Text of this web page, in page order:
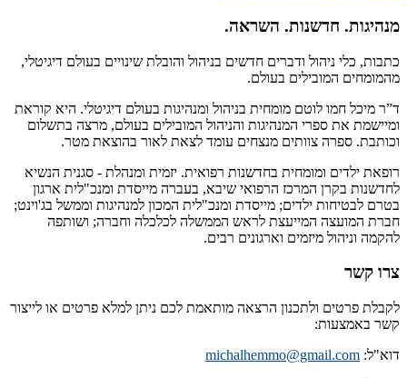
מנהיגות. חדשנות. השראה.
כתבות, כלי ניהול ודברים חדשים בניהול והובלת שינויים בעולם דיגיטלי,
מהמומחים המובילים בעולם.
ד”ר מיכל חמו לוטם מומחית בניהול ומנהיגות בעולם דיגיטלי. היא קוראת
ומיישמת את ספרי המנהיגות והניהול המובילים בעולם, מרצה בתשלום
וכותבת. ספרה צוותים מנצחים עומד לצאת לאור בהוצאת מטר.
רופאת ילדים ומומחית בחדשנות רפואית. יזמית ומנהלת - סגנית הנשיא
לחדשנות בקרן המרכז הרפואי שיבא, בעברה מייסדת ומנכ"לית ארגון
בטרם לבטיחות ילדים; מייסדת ומנכ"לית המכון למנהיגות וממשל בג'וינט;
חברת המועצה המייעצת לראש הממשלה לכלכלה וחברה; ושותפה
להקמה וניהול מיזמים וארגונים רבים.
צרו קשר
לקבלת פרטים ולתכנון הרצאה מותאמת לכם ניתן למלא פרטים או לייצור
קשר באמצעות:
דוא"ל: michalhemmo@gmail.com